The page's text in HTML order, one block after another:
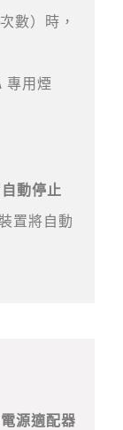
數）時，
專用煙
自動停止
置將自動
電源適配器